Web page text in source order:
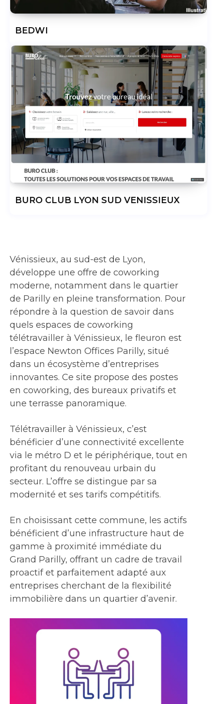
BEDWI
BURO CLUB LYON SUD VENISSIEUX
Vénissieux, au sud-est de Lyon,
développe une offre de coworking
moderne, notamment dans le quartier
de Parilly en pleine transformation. Pour
répondre à la question de savoir dans
quels espaces de coworking
télétravailler à Vénissieux, le fleuron est
l’espace Newton Offices Parilly, situé
dans un écosystème d’entreprises
innovantes. Ce site propose des postes
en coworking, des bureaux privatifs et
une terrasse panoramique.
Télétravailler à Vénissieux, c’est
bénéficier d’une connectivité excellente
via le métro D et le périphérique, tout en
profitant du renouveau urbain du
secteur. L’offre se distingue par sa
modernité et ses tarifs compétitifs.
En choisissant cette commune, les actifs
bénéficient d’une infrastructure haut de
gamme à proximité immédiate du
Grand Parilly, offrant un cadre de travail
proactif et parfaitement adapté aux
entreprises cherchant de la flexibilité
immobilière dans un quartier d’avenir.